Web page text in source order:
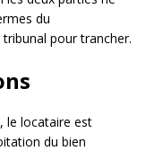
du
pour trancher.
, le locataire est
du bien